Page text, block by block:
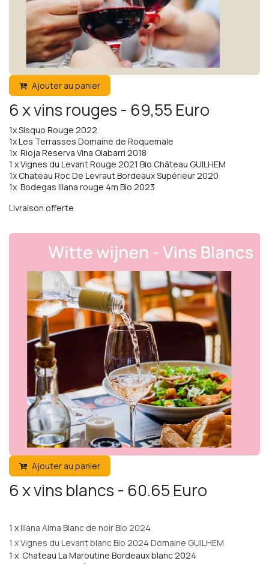
Ajouter au panier
6 x vins rouges - 69,55 Euro
1x Sisquo Rouge 2022
1x Les Terrasses Domaine de Roquemale
1x Rioja Reserva Vina Olabarri 2018
1 x Vignes du Levant Rouge 2021 Bio Château GUILHEM
1x Chateau Roc De Levraut Bordeaux Supérieur 2020
1x Bodegas Illana rouge 4m Bio 2023
Livraison offerte
Ajouter au panier
6 x vins blancs - 60.65 Euro
1 xIllana Alma Blanc de noir Bio 2024
1 x Vignes du Levant blanc Bio 2024 Domaine GUILHEM
1 x Chateau La Maroutine Bordeaux blanc 2024